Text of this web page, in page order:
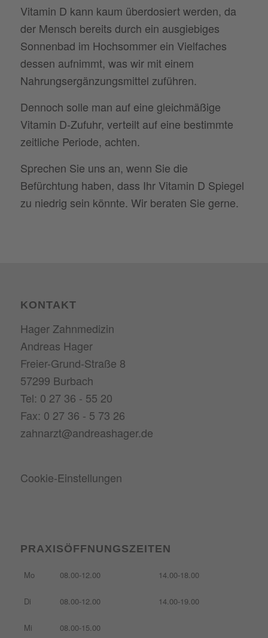
Vitamin D kann kaum überdosiert werden, da
der Mensch bereits durch ein ausgiebiges
Sonnenbad im Hochsommer ein Vielfaches
dessen aufnimmt, was wir mit einem
Nahrungsergänzungsmittel zuführen.
Dennoch solle man auf eine gleichmäßige
Vitamin D-Zufuhr, verteilt auf eine bestimmte
zeitliche Periode, achten.
Sprechen Sie uns an, wenn Sie die
Befürchtung haben, dass Ihr Vitamin D Spiegel
zu niedrig sein könnte. Wir beraten Sie gerne.
KONTAKT
Hager Zahnmedizin
Andreas Hager
Freier-Grund-Straße 8
57299 Burbach
Tel: 0 27 36 - 55 20
Fax: 0 27 36 - 5 73 26
zahnarzt@andreashager.de
Cookie-Einstellungen
PRAXISÖFFNUNGSZEITEN
Mo 08.00-12.00 14.00-18.00
Di 08.00-12.00 14.00-19.00
Mi 08.00-15.00